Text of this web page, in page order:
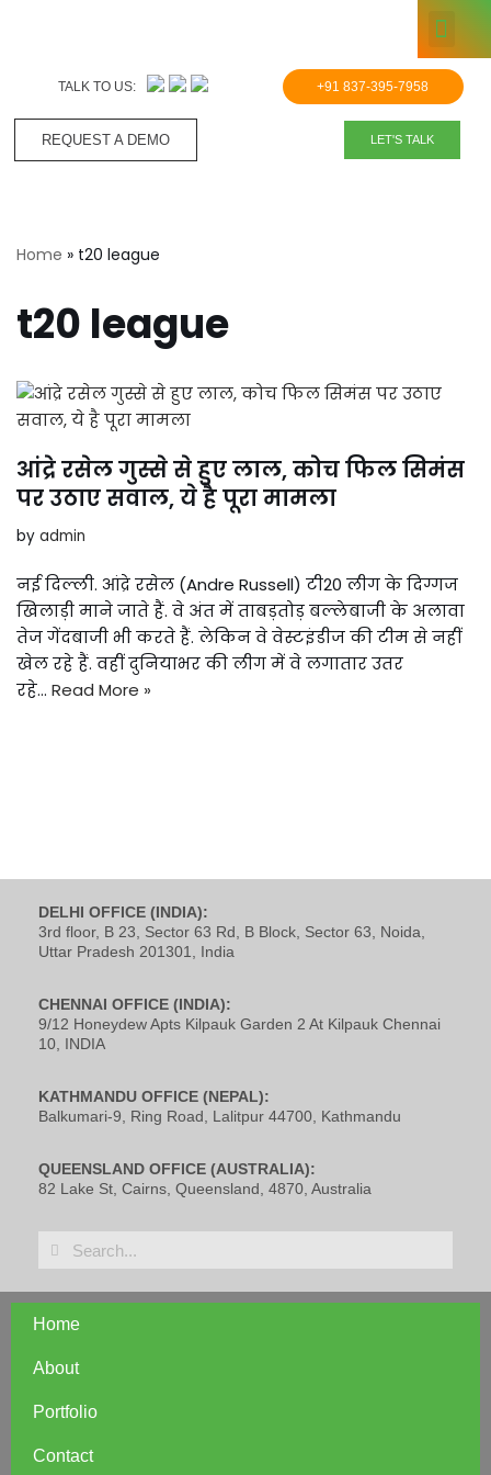
TALK TO US: +91 837-395-7958
REQUEST A DEMO​ LET'S TALK
Home » t20 league
t20 league
आंद्रे रसेल गुस्से से हुए लाल, कोच फिल सिमंस
पर उठाए सवाल, ये है पूरा मामला
by admin
नई दिल्ली. आंद्रे रसेल (Andre Russell) टी20 लीग के दिग्गज
खिलाड़ी माने जाते हैं. वे अंत में ताबड़तोड़ बल्लेबाजी के अलावा
तेज गेंदबाजी भी करते हैं. लेकिन वे वेस्टइंडीज की टीम से नहीं
खेल रहे हैं. वहीं दुनियाभर की लीग में वे लगातार उतर
रहे… Read More »
DELHI OFFICE (INDIA):
3rd floor, B 23, Sector 63 Rd, B Block, Sector 63, Noida,
Uttar Pradesh 201301, India
CHENNAI OFFICE (INDIA):
9/12 Honeydew Apts Kilpauk Garden 2 At Kilpauk Chennai
10, INDIA
KATHMANDU OFFICE (NEPAL):
Balkumari-9, Ring Road, Lalitpur 44700, Kathmandu
QUEENSLAND OFFICE (AUSTRALIA):
82 Lake St, Cairns, Queensland, 4870, Australia
Home
About
Portfolio
Contact